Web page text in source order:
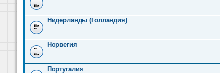
Нидерланды (Голландия)
Норвегия
Португалия